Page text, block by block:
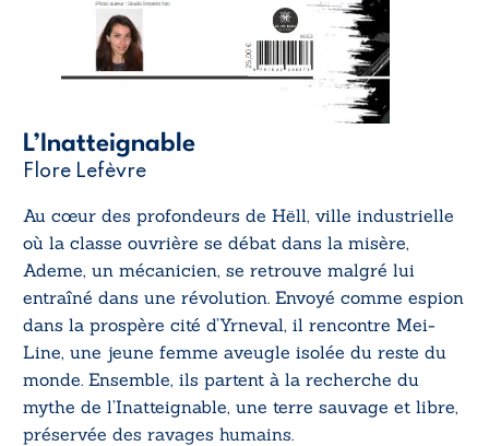
L’Inatteignable
Flore Lefèvre
Au cœur des profondeurs de Hëll, ville industrielle
où la classe ouvrière se débat dans la misère,
Ademe, un mécanicien, se retrouve malgré lui
entraîné dans une révolution. Envoyé comme espion
dans la prospère cité d’Yrneval, il rencontre Mei-
Line, une jeune femme aveugle isolée du reste du
monde. Ensemble, ils partent à la recherche du
mythe de l’Inatteignable, une terre sauvage et libre,
préservée des ravages humains.